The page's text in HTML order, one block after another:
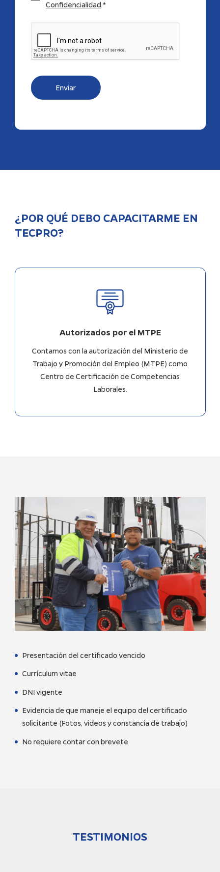
Confidencialidad.*
Enviar
¿POR QUÉ DEBO CAPACITARME EN
TECPRO?
Autorizados por el MTPE
Contamos con la autorización del Ministerio de
Trabajo y Promoción del Empleo (MTPE) como
Centro de Certificación de Competencias
Laborales.
Presentación del certificado vencido
Currículum vitae
DNI vigente
Evidencia de que maneje el equipo del certificado
solicitante (Fotos, videos y constancia de trabajo)
No requiere contar con brevete
TESTIMONIOS